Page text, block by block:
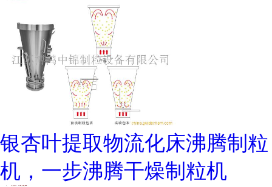
银杏叶提取物流化床沸腾制粒
机，一步沸腾干燥制粒机